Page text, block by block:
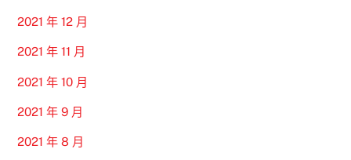
2021 年 12 月
2021 年 11 月
2021 年 10 月
2021 年 9 月
2021 年 8 月